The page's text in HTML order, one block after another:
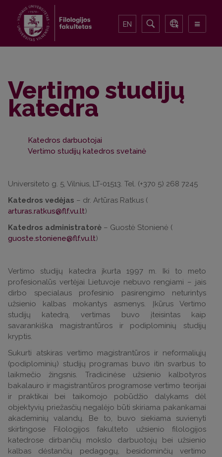
EN
Vertimo studijų
katedra
Katedros darbuotojai
Vertimo studijų katedros svetainė
Universiteto g. 5, Vilnius, LT-01513. Tel. (+370 5) 268 7245
Katedros vedėjas – dr. Artūras Ratkus (
arturas.ratkus@flf.vu.lt)
Katedros administratorė – Guostė Stonienė (
guoste.stoniene@flf.vu.lt)
Vertimo studijų katedra įkurta 1997 m. Iki to meto
profesionalūs vertėjai Lietuvoje nebuvo rengiami – jais
dirbo specialaus profesinio pasirengimo neturintys
užsienio kalbas mokantys asmenys. Įkūrus Vertimo
studijų katedrą, vertimas buvo įteisintas kaip
savarankiška magistrantūros ir podiplominių studijų
kryptis.
Sukurti atskiras vertimo magistrantūros ir neformaliųjų
(podiplominių) studijų programas buvo itin svarbus to
laikmečio žingsnis. Tradicinėse užsienio kalbotyros
bakalauro ir magistrantūros programose vertimo teorijai
ir praktikai bei taikomojo pobūdžio dalykams dėl
objektyvių priežasčių negalėjo būti skiriama pakankamai
akademinių valandų. Be to, buvo siekiama suvienyti
skirtingose Filologijos fakulteto užsienio filologijos
katedrose dirbančių mokslo darbuotojų bei užsienio
kalbas dėstančių pedagogų, besidominčių vertimo